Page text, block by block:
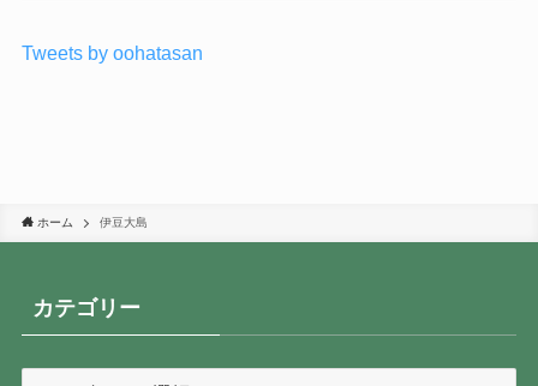
Tweets by oohatasan
ホーム 伊豆大島
カテゴリー